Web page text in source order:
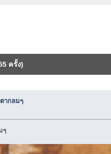
ครั้ง)
ากลมๆ
ๆ